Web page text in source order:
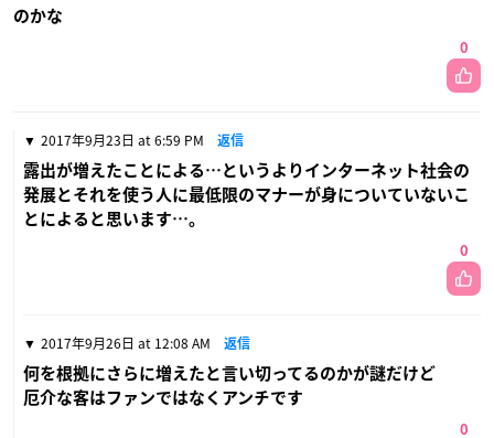
のかな
0
2017年9月23日 at 6:59 PM 返信
露出が増えたことによる…というよりインターネット社会の
発展とそれを使う人に最低限のマナーが身についていないこ
とによると思います…。
0
2017年9月26日 at 12:08 AM 返信
何を根拠にさらに増えたと言い切ってるのかが謎だけど
厄介な客はファンではなくアンチです
0